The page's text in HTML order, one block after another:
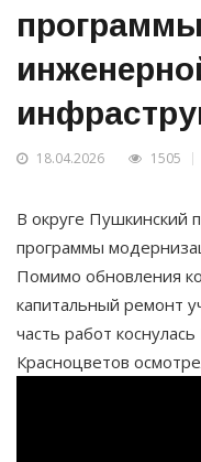
18.04.2026 1505
В округе Пушкинский
программы
Помимо обновления
капитальный ремонт
часть работ
Красноцветов